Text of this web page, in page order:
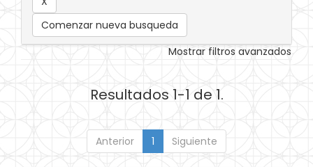
Comenzar nueva busqueda
Mostrar filtros avanzados
Resultados 1-1 de 1.
Anterior 1 Siguiente